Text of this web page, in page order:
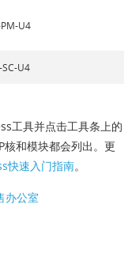
PM-U4
SC-U4
工具并点击工具条上的
核和模块都会列出。更
快速入门指南。
办公室